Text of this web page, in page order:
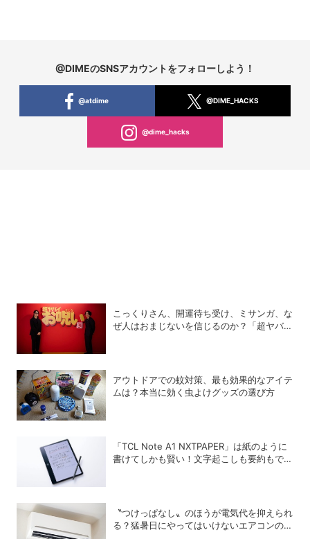
@DIMEのSNSアカウントをフォローしよう！
@atdime @DIME_HACKS
@dime_hacks
こっくりさん、開運待ち受け、ミサンガ、な
ぜ人はおまじないを信じるのか？「超ヤバイ
アウトドアでの蚊対策、最も効果的なアイテ
ムは？本当に効く虫よけグッズの選び方
「TCL Note A1 NXTPAPER」は紙のように
書けてしかも賢い！文字起こしも要約もでき
〝つけっぱなし〟のほうが電気代を抑えられ
る？猛暑日にやってはいけないエアコンの使